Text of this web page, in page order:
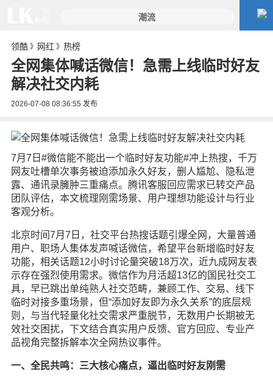
领酷》 网红 》 热榜
全网集体喊话微信！急需上线临时好友
解决社交内耗
2026-07-08 08:36:55 发布
7月7日#微信能不能出一个临时好友功能#冲上热搜，千万
网友吐槽单次事务被迫添加永久好友，删人尴尬、隐私泄
露、通讯录臃肿三重痛点。腾讯客服回应需求已转交产品
团队评估，本文梳理刚需场景、用户理想功能设计与行业
客观分析。
北京时间7月7日，社交平台热搜话题引爆全网，大量普通
用户、职场人集体发声喊话微信，希望平台新增临时好友
功能，相关话题12小时讨论量突破18万次，近九成网友表
示存在强烈使用需求。微信作为月活超13亿的国民社交工
具，早已跳出单纯熟人社交范畴，兼顾工作、交易、线下
临时对接多重场景，但“添加好友即为永久关系”的底层规
则，与当代轻量化社交需求严重脱节，无数用户长期被无
效社交困扰，下文结合真实用户反馈、官方回应、专业产
品视角完整拆解本次全网热议事件。
一、全民共鸣：三大核心痛点，逼出临时好友刚需